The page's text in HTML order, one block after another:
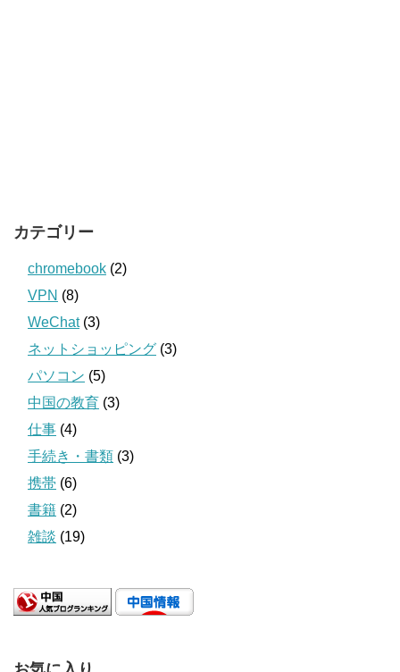
カテゴリー
chromebook (2)
VPN (8)
WeChat(3)
ネットショッピング (3)
パソコン (5)
中国の教育 (3)
仕事 (4)
手続き・書類 (3)
携帯 (6)
書籍 (2)
雑談 (19)